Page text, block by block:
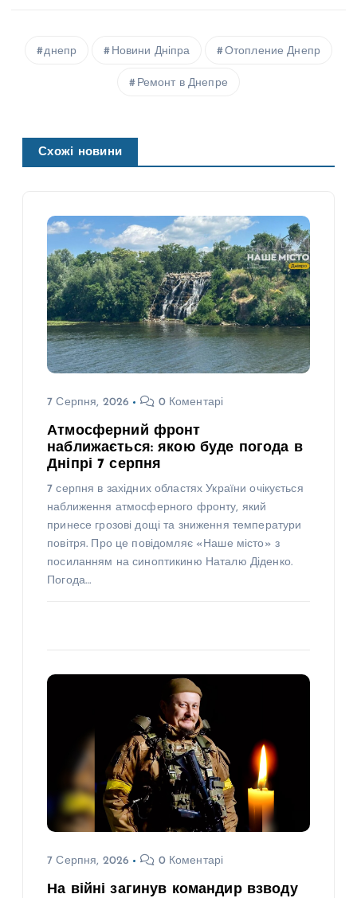
днепр Новини Дніпра Отопление Днепр
Ремонт в Днепре
Схожі новини
7 Серпня, 2026 0 Коментарі
Атмосферний фронт
наближається: якою буде погода в
Дніпрі 7 серпня
7 серпня в західних областях України очікується
наближення атмосферного фронту, який
принесе грозові дощі та зниження температури
повітря. Про це повідомляє «Наше місто» з
посиланням на синоптикиню Наталю Діденко.
Погода…
7 Серпня, 2026 0 Коментарі
На війні загинув командир взводу